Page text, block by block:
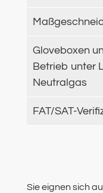
Gloveboxen
Betrieb unter
Neutralgas
FAT/SAT-
Sie eignen sich